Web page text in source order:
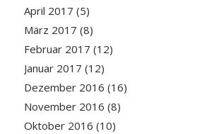
April 2017 (5)
März 2017 (8)
Februar 2017 (12)
Januar 2017 (12)
Dezember 2016 (16)
November 2016 (8)
Oktober 2016 (10)